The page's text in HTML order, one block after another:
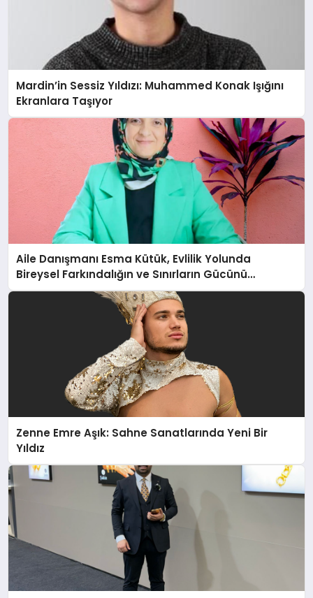
Mardin’in Sessiz Yıldızı: Muhammed Konak Işığını
Ekranlara Taşıyor
Aile Danışmanı Esma Kütük, Evlilik Yolunda
Bireysel Farkındalığın ve Sınırların Gücünü
Anlatıyor
Zenne Emre Aşık: Sahne Sanatlarında Yeni Bir
Yıldız